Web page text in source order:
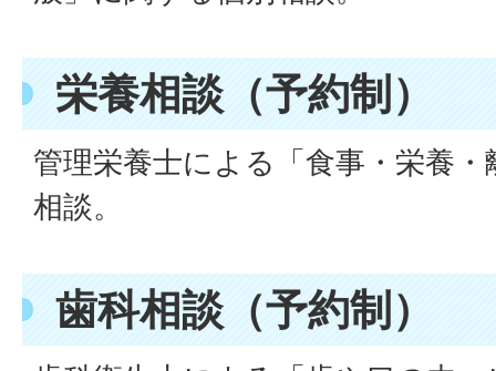
栄養相談（予約制）
管理栄養士による「食事・栄養
相談。
歯科相談（予約制）